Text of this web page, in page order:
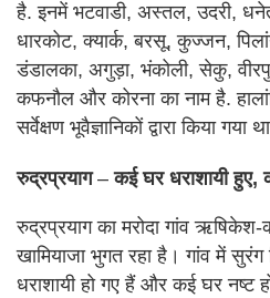
है. इनमें भटवाडी, अस्तल, उदरी,
धारकोट, क्यार्क, बरसू, कुज्जन,
डंडालका, अगुड़ा, भंकोली, सेकु,
कफनौल और कोरना का नाम है.
सर्वेक्षण भूवैज्ञानिकों द्वारा किया गया
रुद्रप्रयाग–कई घर धराशायी हुए,
रुद्रप्रयाग का मरोदा गांव ऋषिकेश-
खामियाजा भुगत रहा है। गांव में
धराशायी हो गए हैं और कई घर नष्ट